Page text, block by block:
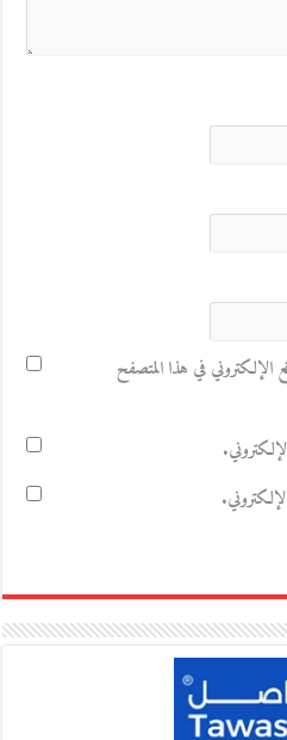
الإلكتروني في هذا المتصفح